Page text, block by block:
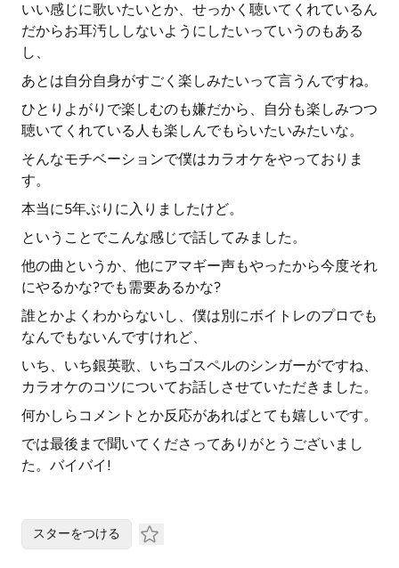
いい感じに歌いたいとか、せっかく聴いてくれているん
だからお耳汚ししないようにしたいっていうのもある
し、
あとは自分自身がすごく楽しみたいって言うんですね。
ひとりよがりで楽しむのも嫌だから、自分も楽しみつつ
聴いてくれている人も楽しんでもらいたいみたいな。
そんなモチベーションで僕はカラオケをやっておりま
す。
本当に5年ぶりに入りましたけど。
ということでこんな感じで話してみました。
他の曲というか、他にアマギー声もやったから今度それ
にやるかな?でも需要あるかな?
誰とかよくわからないし、僕は別にボイトレのプロでも
なんでもないんですけれど、
いち、いち銀英歌、いちゴスペルのシンガーがですね、
カラオケのコツについてお話しさせていただきました。
何かしらコメントとか反応があればとても嬉しいです。
では最後まで聞いてくださってありがとうございまし
た。バイバイ!
スターをつける